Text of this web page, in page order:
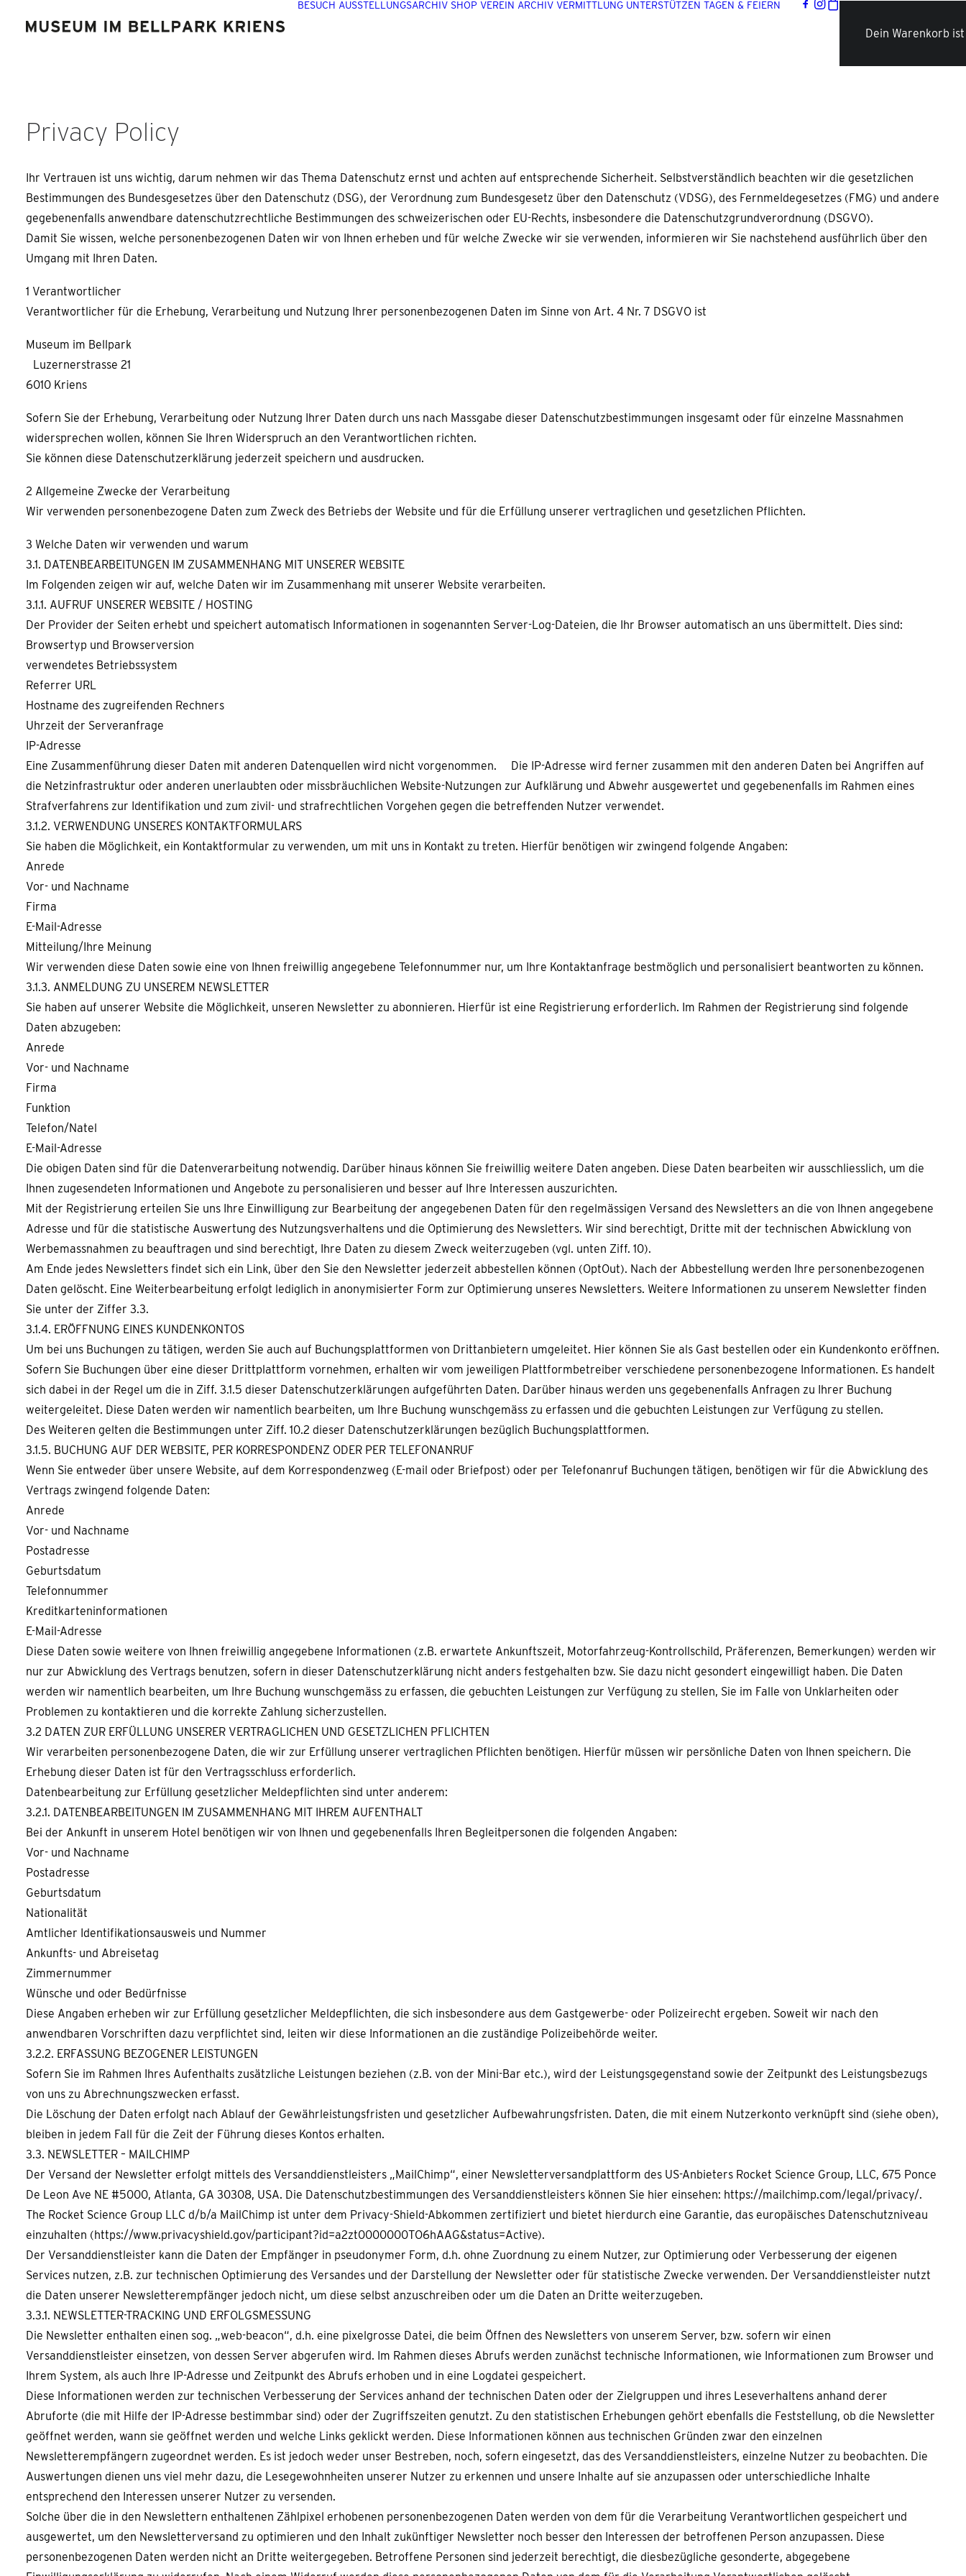
BESUCH AUSSTELLUNGSARCHIV SHOP VEREIN ARCHIV VERMITTLUNG UNTERSTÜTZEN TAGEN & FEIERN
Dein Warenkorb
Privacy Policy
Ihr Vertrauen ist uns wichtig, darum nehmen wir das Thema Datenschutz ernst und achten auf entsprechende Sicherheit. Selbstverständlich beachten wir die gesetzlichen
Bestimmungen des Bundesgesetzes über den Datenschutz (DSG), der Verordnung zum Bundesgesetz über den Datenschutz (VDSG), des Fernmeldegesetzes (FMG) und andere
gegebenenfalls anwendbare datenschutzrechtliche Bestimmungen des schweizerischen oder EU-Rechts, insbesondere die Datenschutzgrundverordnung (DSGVO).
Damit Sie wissen, welche personenbezogenen Daten wir von Ihnen erheben und für welche Zwecke wir sie verwenden, informieren wir Sie nachstehend ausführlich über den
Umgang mit Ihren Daten.
1 Verantwortlicher
Verantwortlicher für die Erhebung, Verarbeitung und Nutzung Ihrer personenbezogenen Daten im Sinne von Art. 4 Nr. 7 DSGVO ist
Museum im Bellpark
Luzernerstrasse 21
6010 Kriens
Sofern Sie der Erhebung, Verarbeitung oder Nutzung Ihrer Daten durch uns nach Massgabe dieser Datenschutzbestimmungen insgesamt oder für einzelne Massnahmen
widersprechen wollen, können Sie Ihren Widerspruch an den Verantwortlichen richten.
Sie können diese Datenschutzerklärung jederzeit speichern und ausdrucken.
2 Allgemeine Zwecke der Verarbeitung
Wir verwenden personenbezogene Daten zum Zweck des Betriebs der Website und für die Erfüllung unserer vertraglichen und gesetzlichen Pflichten.
3 Welche Daten wir verwenden und warum
3.1. DATENBEARBEITUNGEN IM ZUSAMMENHANG MIT UNSERER WEBSITE
Im Folgenden zeigen wir auf, welche Daten wir im Zusammenhang mit unserer Website verarbeiten.
3.1.1. AUFRUF UNSERER WEBSITE / HOSTING
Der Provider der Seiten erhebt und speichert automatisch Informationen in sogenannten Server-Log-Dateien, die Ihr Browser automatisch an uns übermittelt. Dies sind:
Browsertyp und Browserversion
verwendetes Betriebssystem
Referrer URL
Hostname des zugreifenden Rechners
Uhrzeit der Serveranfrage
IP-Adresse
Eine Zusammenführung dieser Daten mit anderen Datenquellen wird nicht vorgenommen. Die IP-Adresse wird ferner zusammen mit den anderen Daten bei Angriffen auf
die Netzinfrastruktur oder anderen unerlaubten oder missbräuchlichen Website-Nutzungen zur Aufklärung und Abwehr ausgewertet und gegebenenfalls im Rahmen eines
Strafverfahrens zur Identifikation und zum zivil- und strafrechtlichen Vorgehen gegen die betreffenden Nutzer verwendet.
3.1.2. VERWENDUNG UNSERES KONTAKTFORMULARS
Sie haben die Möglichkeit, ein Kontaktformular zu verwenden, um mit uns in Kontakt zu treten. Hierfür benötigen wir zwingend folgende Angaben:
Anrede
Vor- und Nachname
Firma
E-Mail-Adresse
Mitteilung/Ihre Meinung
Wir verwenden diese Daten sowie eine von Ihnen freiwillig angegebene Telefonnummer nur, um Ihre Kontaktanfrage bestmöglich und personalisiert beantworten zu können.
3.1.3. ANMELDUNG ZU UNSEREM NEWSLETTER
Sie haben auf unserer Website die Möglichkeit, unseren Newsletter zu abonnieren. Hierfür ist eine Registrierung erforderlich. Im Rahmen der Registrierung sind folgende
Daten abzugeben:
Anrede
Vor- und Nachname
Firma
Funktion
Telefon/Natel
E-Mail-Adresse
Die obigen Daten sind für die Datenverarbeitung notwendig. Darüber hinaus können Sie freiwillig weitere Daten angeben. Diese Daten bearbeiten wir ausschliesslich, um die
Ihnen zugesendeten Informationen und Angebote zu personalisieren und besser auf Ihre Interessen auszurichten.
Mit der Registrierung erteilen Sie uns Ihre Einwilligung zur Bearbeitung der angegebenen Daten für den regelmässigen Versand des Newsletters an die von Ihnen angegebene
Adresse und für die statistische Auswertung des Nutzungsverhaltens und die Optimierung des Newsletters. Wir sind berechtigt, Dritte mit der technischen Abwicklung von
Werbemassnahmen zu beauftragen und sind berechtigt, Ihre Daten zu diesem Zweck weiterzugeben (vgl. unten Ziff. 10).
Am Ende jedes Newsletters findet sich ein Link, über den Sie den Newsletter jederzeit abbestellen können (OptOut). Nach der Abbestellung werden Ihre personenbezogenen
Daten gelöscht. Eine Weiterbearbeitung erfolgt lediglich in anonymisierter Form zur Optimierung unseres Newsletters. Weitere Informationen zu unserem Newsletter finden
Sie unter der Ziffer 3.3.
3.1.4. ERÖFFNUNG EINES KUNDENKONTOS
Um bei uns Buchungen zu tätigen, werden Sie auch auf Buchungsplattformen von Drittanbietern umgeleitet. Hier können Sie als Gast bestellen oder ein Kundenkonto eröffnen.
Sofern Sie Buchungen über eine dieser Drittplattform vornehmen, erhalten wir vom jeweiligen Plattformbetreiber verschiedene personenbezogene Informationen. Es handelt
sich dabei in der Regel um die in Ziff. 3.1.5 dieser Datenschutzerklärungen aufgeführten Daten. Darüber hinaus werden uns gegebenenfalls Anfragen zu Ihrer Buchung
weitergeleitet. Diese Daten werden wir namentlich bearbeiten, um Ihre Buchung wunschgemäss zu erfassen und die gebuchten Leistungen zur Verfügung zu stellen.
Des Weiteren gelten die Bestimmungen unter Ziff. 10.2 dieser Datenschutzerklärungen bezüglich Buchungsplattformen.
3.1.5. BUCHUNG AUF DER WEBSITE, PER KORRESPONDENZ ODER PER TELEFONANRUF
Wenn Sie entweder über unsere Website, auf dem Korrespondenzweg (E-mail oder Briefpost) oder per Telefonanruf Buchungen tätigen, benötigen wir für die Abwicklung des
Vertrags zwingend folgende Daten:
Anrede
Vor- und Nachname
Postadresse
Geburtsdatum
Telefonnummer
Kreditkarteninformationen
E-Mail-Adresse
Diese Daten sowie weitere von Ihnen freiwillig angegebene Informationen (z.B. erwartete Ankunftszeit, Motorfahrzeug-Kontrollschild, Präferenzen, Bemerkungen) werden wir
nur zur Abwicklung des Vertrags benutzen, sofern in dieser Datenschutzerklärung nicht anders festgehalten bzw. Sie dazu nicht gesondert eingewilligt haben. Die Daten
werden wir namentlich bearbeiten, um Ihre Buchung wunschgemäss zu erfassen, die gebuchten Leistungen zur Verfügung zu stellen, Sie im Falle von Unklarheiten oder
Problemen zu kontaktieren und die korrekte Zahlung sicherzustellen.
3.2 DATEN ZUR ERFÜLLUNG UNSERER VERTRAGLICHEN UND GESETZLICHEN PFLICHTEN
Wir verarbeiten personenbezogene Daten, die wir zur Erfüllung unserer vertraglichen Pflichten benötigen. Hierfür müssen wir persönliche Daten von Ihnen speichern. Die
Erhebung dieser Daten ist für den Vertragsschluss erforderlich.
Datenbearbeitung zur Erfüllung gesetzlicher Meldepflichten sind unter anderem:
3.2.1. DATENBEARBEITUNGEN IM ZUSAMMENHANG MIT IHREM AUFENTHALT
Bei der Ankunft in unserem Hotel benötigen wir von Ihnen und gegebenenfalls Ihren Begleitpersonen die folgenden Angaben:
Vor- und Nachname
Postadresse
Geburtsdatum
Nationalität
Amtlicher Identifikationsausweis und Nummer
Ankunfts- und Abreisetag
Zimmernummer
Wünsche und oder Bedürfnisse
Diese Angaben erheben wir zur Erfüllung gesetzlicher Meldepflichten, die sich insbesondere aus dem Gastgewerbe- oder Polizeirecht ergeben. Soweit wir nach den
anwendbaren Vorschriften dazu verpflichtet sind, leiten wir diese Informationen an die zuständige Polizeibehörde weiter.
3.2.2. ERFASSUNG BEZOGENER LEISTUNGEN
Sofern Sie im Rahmen Ihres Aufenthalts zusätzliche Leistungen beziehen (z.B. von der Mini-Bar etc.), wird der Leistungsgegenstand sowie der Zeitpunkt des Leistungsbezugs
von uns zu Abrechnungszwecken erfasst.
Die Löschung der Daten erfolgt nach Ablauf der Gewährleistungsfristen und gesetzlicher Aufbewahrungsfristen. Daten, die mit einem Nutzerkonto verknüpft sind (siehe oben),
bleiben in jedem Fall für die Zeit der Führung dieses Kontos erhalten.
3.3. NEWSLETTER – MAILCHIMP
Der Versand der Newsletter erfolgt mittels des Versanddienstleisters „MailChimp“, einer Newsletterversandplattform des US-Anbieters Rocket Science Group, LLC, 675 Ponce
De Leon Ave NE #5000, Atlanta, GA 30308, USA. Die Datenschutzbestimmungen des Versanddienstleisters können Sie hier einsehen: https://mailchimp.com/legal/privacy/.
The Rocket Science Group LLC d/b/a MailChimp ist unter dem Privacy-Shield-Abkommen zertifiziert und bietet hierdurch eine Garantie, das europäisches Datenschutzniveau
einzuhalten (https://www.privacyshield.gov/participant?id=a2zt0000000TO6hAAG&status=Active).
Der Versanddienstleister kann die Daten der Empfänger in pseudonymer Form, d.h. ohne Zuordnung zu einem Nutzer, zur Optimierung oder Verbesserung der eigenen
Services nutzen, z.B. zur technischen Optimierung des Versandes und der Darstellung der Newsletter oder für statistische Zwecke verwenden. Der Versanddienstleister nutzt
die Daten unserer Newsletterempfänger jedoch nicht, um diese selbst anzuschreiben oder um die Daten an Dritte weiterzugeben.
3.3.1. NEWSLETTER-TRACKING UND ERFOLGSMESSUNG
Die Newsletter enthalten einen sog. „web-beacon“, d.h. eine pixelgrosse Datei, die beim Öffnen des Newsletters von unserem Server, bzw. sofern wir einen
Versanddienstleister einsetzen, von dessen Server abgerufen wird. Im Rahmen dieses Abrufs werden zunächst technische Informationen, wie Informationen zum Browser und
Ihrem System, als auch Ihre IP-Adresse und Zeitpunkt des Abrufs erhoben und in eine Logdatei gespeichert.
Diese Informationen werden zur technischen Verbesserung der Services anhand der technischen Daten oder der Zielgruppen und ihres Leseverhaltens anhand derer
Abruforte (die mit Hilfe der IP-Adresse bestimmbar sind) oder der Zugriffszeiten genutzt. Zu den statistischen Erhebungen gehört ebenfalls die Feststellung, ob die Newsletter
geöffnet werden, wann sie geöffnet werden und welche Links geklickt werden. Diese Informationen können aus technischen Gründen zwar den einzelnen
Newsletterempfängern zugeordnet werden. Es ist jedoch weder unser Bestreben, noch, sofern eingesetzt, das des Versanddienstleisters, einzelne Nutzer zu beobachten. Die
Auswertungen dienen uns viel mehr dazu, die Lesegewohnheiten unserer Nutzer zu erkennen und unsere Inhalte auf sie anzupassen oder unterschiedliche Inhalte
entsprechend den Interessen unserer Nutzer zu versenden.
Solche über die in den Newslettern enthaltenen Zählpixel erhobenen personenbezogenen Daten werden von dem für die Verarbeitung Verantwortlichen gespeichert und
ausgewertet, um den Newsletterversand zu optimieren und den Inhalt zukünftiger Newsletter noch besser den Interessen der betroffenen Person anzupassen. Diese
personenbezogenen Daten werden nicht an Dritte weitergegeben. Betroffene Personen sind jederzeit berechtigt, die diesbezügliche gesonderte, abgegebene